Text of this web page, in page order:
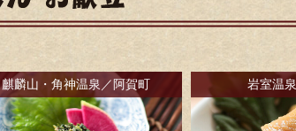
麒麟山・角神温泉／阿賀町 岩室温